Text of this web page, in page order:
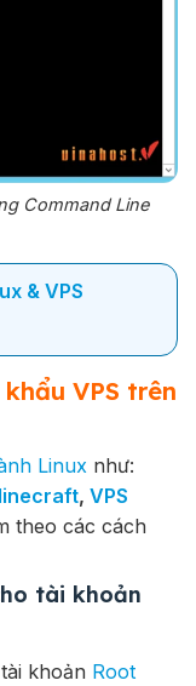
Command Line
& VPS
VPS trên
Linux như:
, VPS
theo các cách
tài khoản
khoản Root